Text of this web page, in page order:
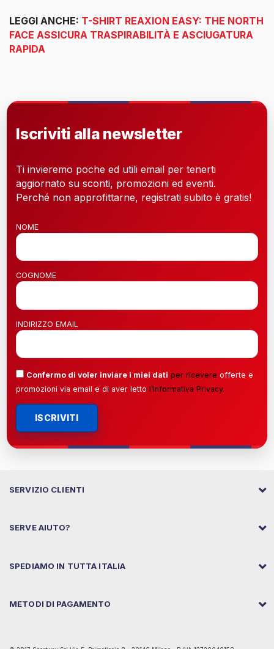
LEGGI ANCHE: T-SHIRT REAXION EASY: THE NORTH
FACE ASSICURA TRASPIRABILITÀ E ASCIUGATURA
RAPIDA
Iscriviti alla newsletter
Ti invieremo poche ed utili email per tenerti
aggiornato su sconti, promozioni ed eventi.
Perché non approfittarne, registrati subito è gratis!
NOME
COGNOME
INDIRIZZO EMAIL
Confermo di voler inviare i miei dati per ricevere offerte e
promozioni via email e di aver letto l’Informativa Privacy.
ISCRIVITI
SERVIZIO CLIENTI
SERVE AIUTO?
SPEDIAMO IN TUTTA ITALIA
METODI DI PAGAMENTO